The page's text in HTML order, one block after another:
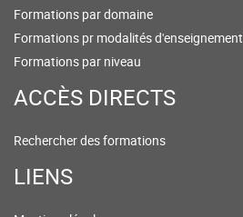
Formations par domaine
Formations pr modalités d'enseignement
Formations par niveau
ACCÈS DIRECTS
Rechercher des formations
LIENS